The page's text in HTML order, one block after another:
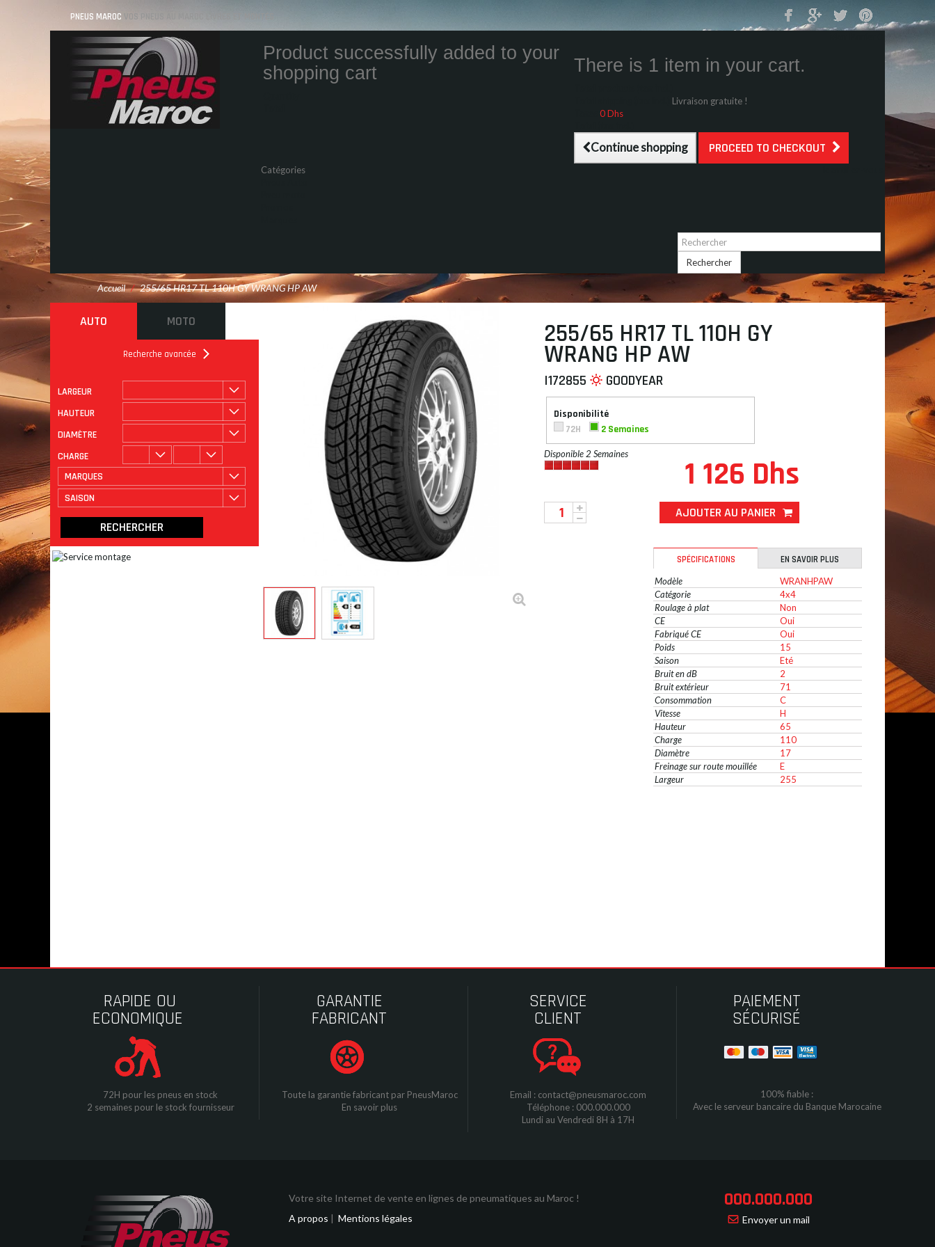
PNEUS MAROC VOS PNEUS AU MAROC LIVRÉS ET MONTÉS
Product successfully added to your
shopping cart
There is 1 item in your cart.
Livraison gratuite !
0 Dhs
Continue shopping PROCEED TO CHECKOUT
Catégories
Rechercher
Accueil / 255/65 HR17 TL 110H GY WRANG HP AW
AUTO MOTO
Recherche avancée
LARGEUR
HAUTEUR
DIAMÈTRE
CHARGE
MARQUES
SAISON
ROULAGE À PLAT
255/65 HR17 TL 110H GY
WRANG HP AW
I172855 GOODYEAR
Disponibilité
72H
2 Semaines
Disponible 2 Semaines
1 126 Dhs
AJOUTER AU PANIER
SPÉCIFICATIONS
EN SAVOIR PLUS
Modèle
WRANHPAW
Catégorie
4x4
Roulage à plat
Non
CE
Oui
Fabriqué CE
Oui
Poids
15
Saison
Eté
Bruit en dB
2
Bruit extérieur
71
Consommation
C
Vitesse
H
Hauteur
65
Charge
110
Diamètre
17
Freinage sur route mouillée
E
Largeur
255
RAPIDE OU
ECONOMIQUE
72H pour les pneus en stock
2 semaines pour le stock fournisseur
GARANTIE
FABRICANT
Toute la garantie fabricant par PneusMaroc
En savoir plus
SERVICE
CLIENT
Email : contact@pneusmaroc.com
Téléphone : 000.000.000
Lundi au Vendredi 8H à 17H
PAIEMENT
SÉCURISÉ
100% fiable :
Avec le serveur bancaire du Banque Marocaine
Votre site Internet de vente en lignes de pneumatiques au Maroc !
A propos | Mentions légales
000.000.000
Envoyer un mail